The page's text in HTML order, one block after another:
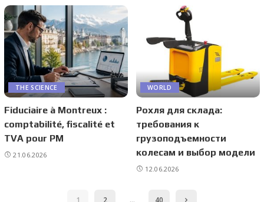
THE SCIENCE
Fiduciaire à Montreux :
comptabilité, fiscalité et
TVA pour PM
21.06.2026
WORLD
Рохля для склада:
требования к
грузоподъемности
колесам и выбор модели
12.06.2026
1 2 … 40